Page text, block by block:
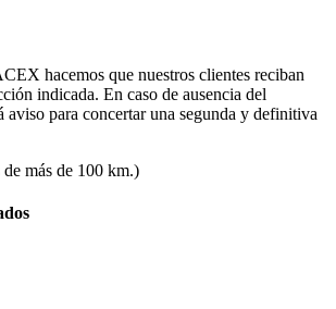
hacemos que nuestros clientes reciban
indicada. En caso de ausencia del
aviso para concertar una segunda y definitiva
más de 100 km.)